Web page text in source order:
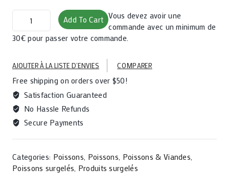
poisson
chat
quantity
Add To Cart Vous devez avoir une
commande avec un minimum de
30€ pour passer votre commande.
AJOUTER À LA LISTE D’ENVIES COMPARER
Free shipping on orders over $50!
Satisfaction Guaranteed
No Hassle Refunds
Secure Payments
Categories: Poissons, Poissons, Poissons & Viandes,
Poissons surgelés, Produits surgelés